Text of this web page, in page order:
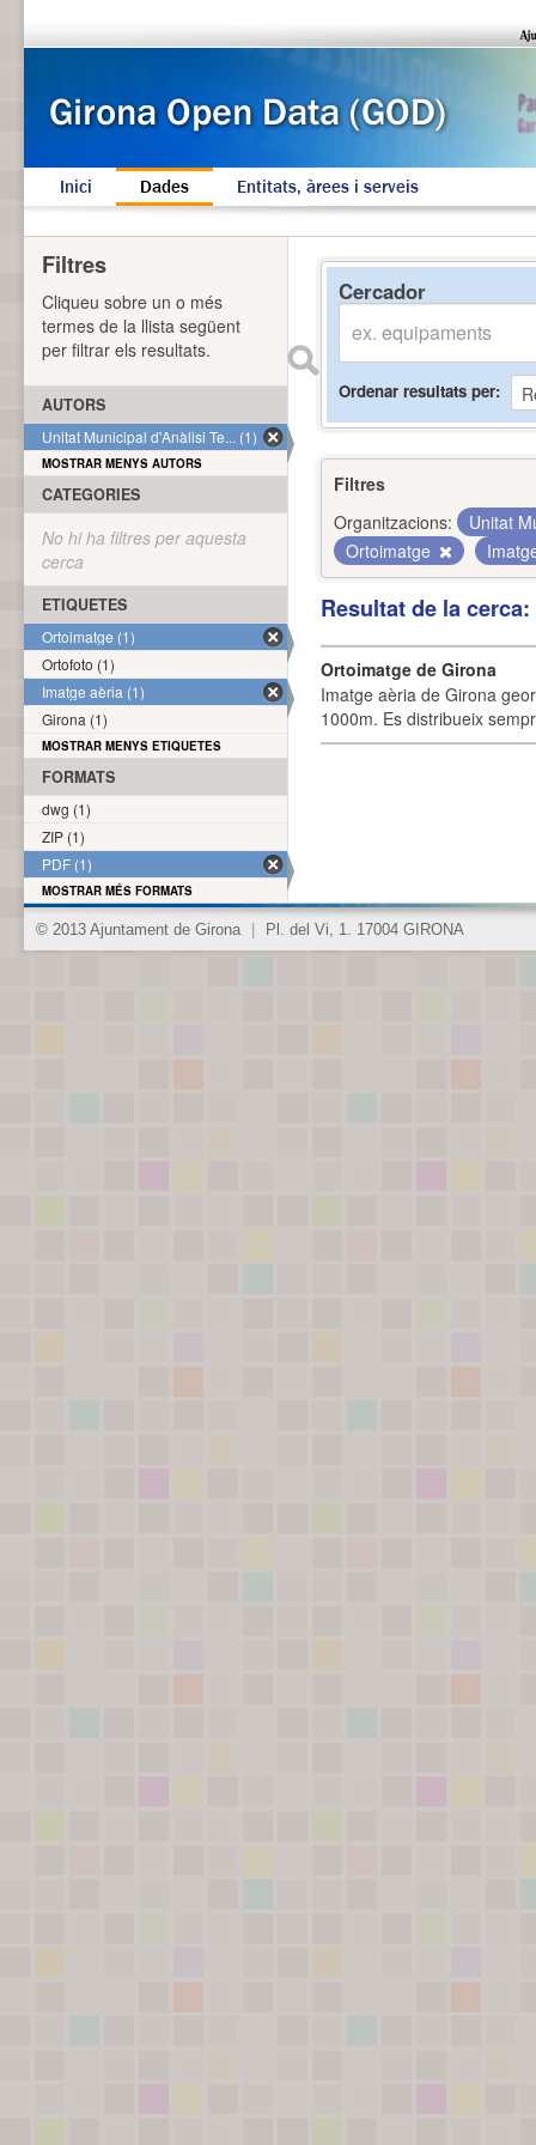
Inici Dades Entitats, àrees i serveis
Cercador
Ordenar resultats per
Filtres
Organitzacions:
Unitat
Ortoimatge
Resultat de la
Ortoimatge de Girona
Imatge aèria de Girona
1000m. Es distribueix
Filtres
Cliqueu sobre un o més
termes de la llista següent
per filtrar els resultats.
AUTORS
Unitat Municipal d'Anàlisi Te... (1)
MOSTRAR MENYS AUTORS
CATEGORIES
No hi ha filtres per aquesta
cerca
ETIQUETES
Ortoimatge (1)
Ortofoto (1)
Imatge aèria (1)
Girona (1)
MOSTRAR MENYS ETIQUETES
FORMATS
dwg (1)
ZIP (1)
PDF (1)
MOSTRAR MÉS FORMATS
© 2013 Ajuntament de Girona Pl. del Vi, 1. 17004 GIRONA